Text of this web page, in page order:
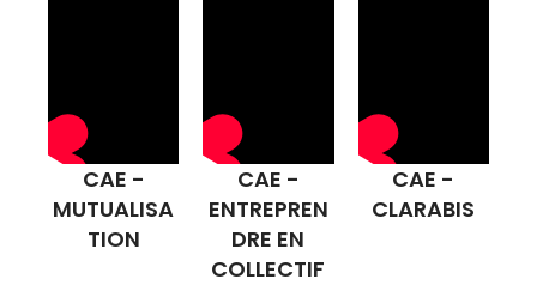
CAE -
MUTUALISA
TION
CAE -
ENTREPREN
DRE EN
COLLECTIF
CAE -
CLARABIS